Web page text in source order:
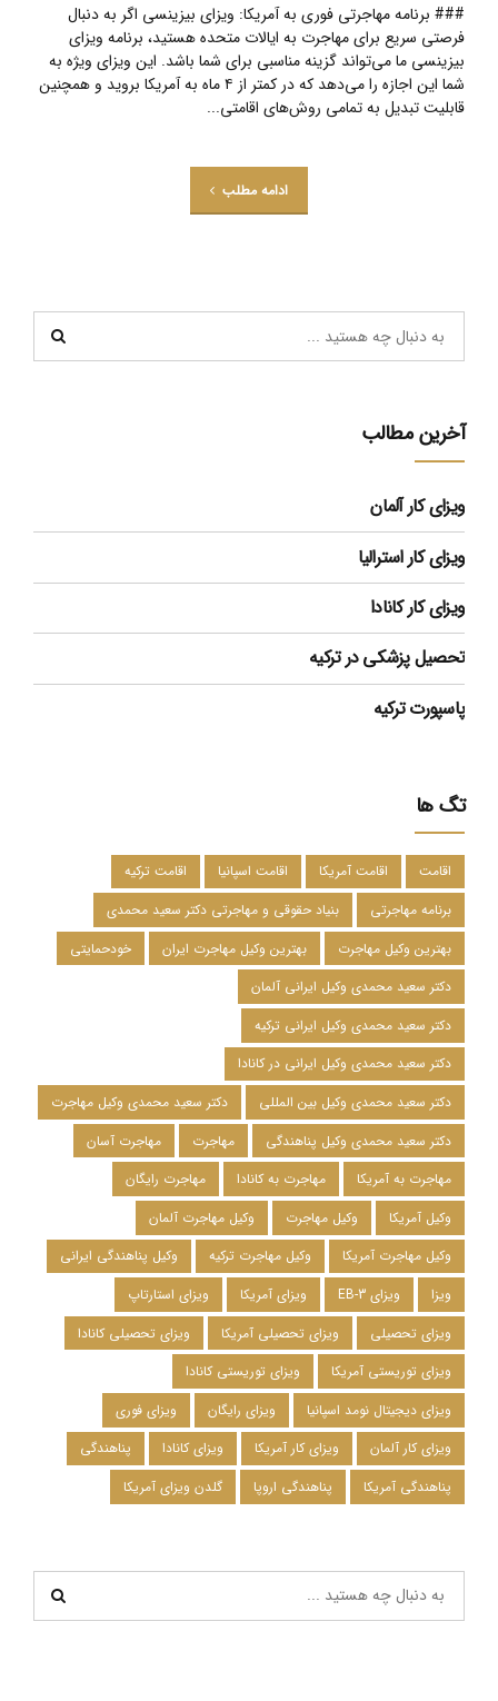
### برنامه مهاجرتی فوری به آمریکا: ویزای بیزینسی اگر به دنبال
فرصتی سریع برای مهاجرت به ایالات متحده هستید، برنامه ویزای
بیزینسی ما می‌تواند گزینه مناسبی برای شما باشد. این ویزای ویژه به
شما این اجازه را می‌دهد که در کمتر از ۴ ماه به آمریکا بروید و همچنین
قابلیت تبدیل به تمامی روش‌های اقامتی...
ادامه مطلب
آخرین مطالب
ویزای کار آلمان
ویزای کار استرالیا
ویزای کار کانادا
تحصیل پزشکی در ترکیه
پاسپورت ترکیه
تگ ها
اقامت اقامت آمریکا اقامت اسپانیا
اقامت ترکیه
برنامه مهاجرتی
بنیاد حقوقی و مهاجرتی دکتر سعید محمدی
بهترین وکیل مهاجرت
بهترین وکیل مهاجرت ایران
خودحمایتی
دکتر سعید محمدی وکیل ایرانی آلمان
دکتر سعید محمدی وکیل ایرانی ترکیه
دکتر سعید محمدی وکیل ایرانی در کانادا
دکتر سعید محمدی وکیل بین المللی
دکتر سعید محمدی وکیل مهاجرت
دکتر سعید محمدی وکیل پناهندگی
مهاجرت
مهاجرت آسان
مهاجرت به آمریکا
مهاجرت به کانادا
مهاجرت رایگان
وکیل آمریکا
وکیل مهاجرت
وکیل مهاجرت آلمان
وکیل مهاجرت آمریکا
وکیل مهاجرت ترکیه
وکیل پناهندگی ایرانی
ویزا
ویزای EB-3 ویزای آمریکا
ویزای استارتاپ
ویزای تحصیلی
ویزای تحصیلی آمریکا
ویزای تحصیلی کانادا
ویزای توریستی آمریکا
ویزای توریستی کانادا
ویزای دیجیتال نومد اسپانیا
ویزای رایگان
ویزای فوری
ویزای کار آلمان
ویزای کار آمریکا ویزای کانادا
پناهندگی
پناهندگی آمریکا
پناهندگی اروپا گلدن ویزای آمریکا